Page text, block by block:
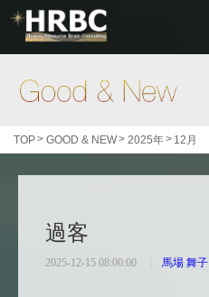
TOP> GOOD & NEW> 2025年> 12月
過客
2025-12-15 08:00:00 馬場 舞子